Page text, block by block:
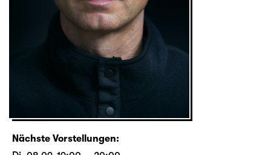
Nächste Vorstellungen: